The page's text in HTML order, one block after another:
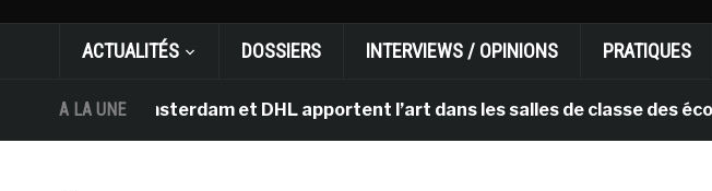
ACTUALITÉS DOSSIERS INTERVIEWS / OPINIONS PRATIQUES
A LA UNE
Gogh d’Amsterdam et DHL apportent l’art dans les salles de classe des écoles